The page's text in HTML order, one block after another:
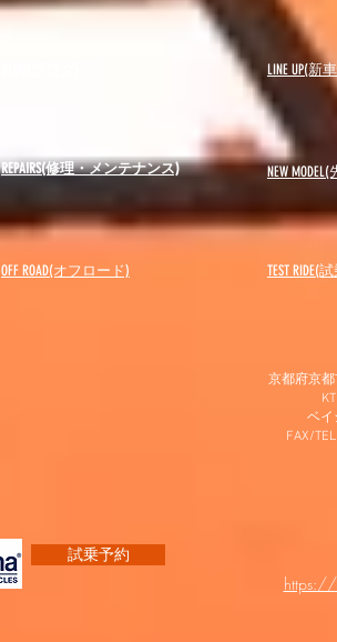
LINE UP(新
REPAIRS(修理・メンテナンス) NEW MODEL(
OFF ROAD(オフロード) ​TEST RIDE(
京都府京
ベイ
FAX/
試乗予約
https://